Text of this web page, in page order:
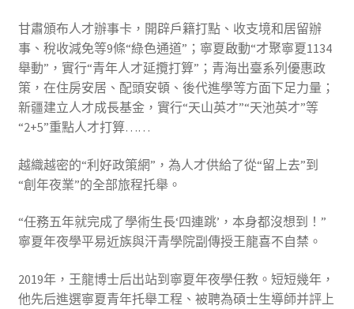
甘肅頒布人才辦事卡，開辟戶籍打點、收支境和居留辦
事、稅收減免等9條“綠色通道”；寧夏啟動“才聚寧夏1134
舉動”，實行“青年人才延攬打算”；青海出臺系列優惠政
策，在住房安居、配頭安頓、後代進學等方面下足力量；
新疆建立人才成長基金，實行“天山英才”“天池英才”等
“2+5”重點人才打算……
越織越密的“利好政策網”，為人才供給了從“留上去”到
“創年夜業”的全部旅程托舉。
“任務五年就完成了學術生長‘四連跳’，本身都沒想到！”
寧夏年夜學平易近族與汗青學院副傳授王龍喜不自禁。
2019年，王龍博士后出站到寧夏年夜學任教。短短幾年，
他先后進選寧夏青年托舉工程、被聘為碩士生導師并評上